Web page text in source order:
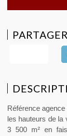
Référence
les hauteurs de la
3 500 m² en